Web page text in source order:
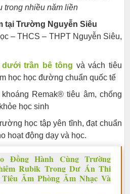
trong nhiều năm liền
tại Trường Nguyễn Siêu
– THCS – THPT Nguyễn Siêu,
dưới trần bê tông và vách tiêu
học học đường chuẩn quốc tế
Remak® tiêu âm, chống
học sinh
học tập yên tĩnh, đạt chuẩn
hoạt động dạy và học.
Đồng Hành Cùng Trường
Rubik Trong Dự Án Thi
Âm Phòng Âm Nhạc Và